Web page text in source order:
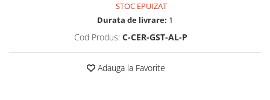
STOC EPUIZAT
Durata de livrare: 1
Cod Produs: C-CER-GST-AL-P
Adauga la Favorite